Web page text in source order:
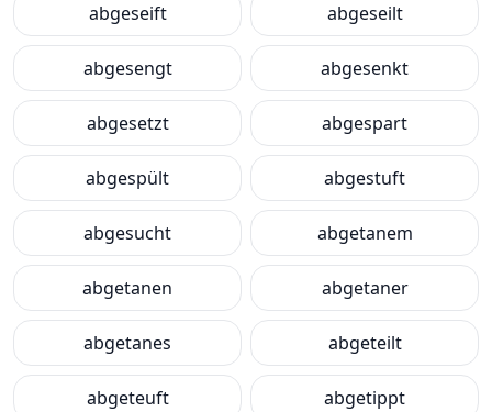
abgeseift abgeseilt
abgesengt abgesenkt
abgesetzt abgespart
abgespült abgestuft
abgesucht abgetanem
abgetanen abgetaner
abgetanes abgeteilt
abgeteuft abgetippt